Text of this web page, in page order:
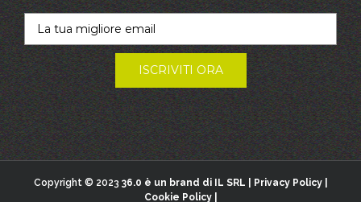
Copyright © 2023 36.0 è un brand di IL SRL | Privacy Policy|
Cookie Policy|